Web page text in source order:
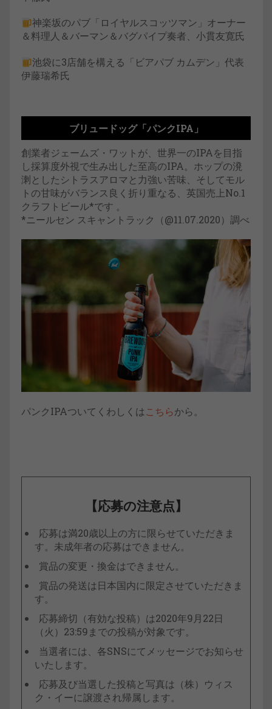
神楽坂のパブ「ロイヤルスコッツマン」オーナー
＆料理人＆バーマン＆バグパイプ奏者、小貫友寛氏
池袋に3店舗を構える「ビアパブ カムデン」代表
伊藤瑞希氏
ブリュードッグ「パンクIPA」
創業者ジェームズ・ワットが、世界一のIPAを目指
し採算度外視で生み出した至高のIPA。ホップの溌
溂としたシトラスアロマと力強い苦味、そしてモル
トの甘味がバランス良く折り重なる、英国売上No.1
クラフトビール*です 。
*ニールセン スキャントラック（@11.07.2020）調べ
パンクIPAついてくわしくはこちらから。
【応募の注意点】
応募は満20歳以上の方に限らせていただきま
す。未成年者の応募はできません。
賞品の変更・換金はできません。
賞品の発送は日本国内に限定させていただきま
す。
応募締切（有効な投稿）は2020年9月22日
（火）23:59までの投稿が対象です。
当選者には、各SNSにてメッセージでお知らせ
いたします。
応募及び当選した投稿と写真は（株）ウィス
ク・イーに譲渡され帰属します。